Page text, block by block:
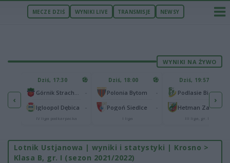
MECZE DZIŚ WYNIKI LIVE TRANSMISJE NEWSY
WYNIKI NA ŻYWO
‹
65
25
Dziś, 17:30
Igloopol Dębica
IV liga podkarpacka
Dziś, 18:00
Polonia Bytom
Pogoń Siedlce
I liga
Dziś, 19:57
Podlasie Biała Podlaska
Hetman Zamość
III liga, gr. IV
›
Lotnik Ustjanowa | wyniki i statystyki | Krosno >
Klasa B, gr. I (sezon 2021/2022)